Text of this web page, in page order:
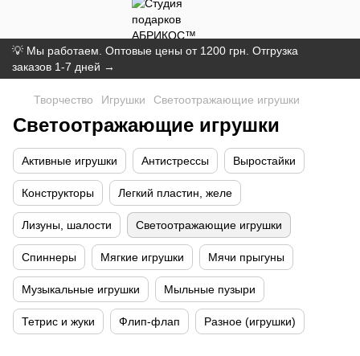
💡 Мы работаем. Оптовые цены от 1200 грн. Отгрузка
заказов 1-7 дней →
Творчество Игрушки Светоотражающие игрушки
Светоотражающие игрушки
Активные игрушки Антистрессы Выростайки
Конструкторы Легкий пластин, желе
Лизуны, шалости Светоотражающие игрушки
Спиннеры Мягкие игрушки Мячи прыгуны
Музыкальные игрушки Мыльные пузыри
Тетрис и жуки Флип-флап Разное (игрушки)